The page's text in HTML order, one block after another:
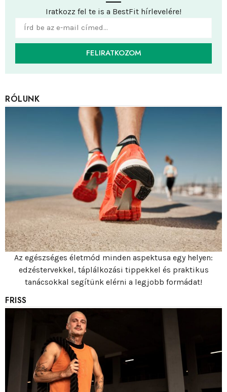
Iratkozz fel te is a BestFit hírlevelére!
FELIRATKOZOM
RÓLUNK
Az egészséges életmód minden aspektusa egy helyen:
edzéstervekkel, táplálkozási tippekkel és praktikus
tanácsokkal segítünk elérni a legjobb formádat!
FRISS